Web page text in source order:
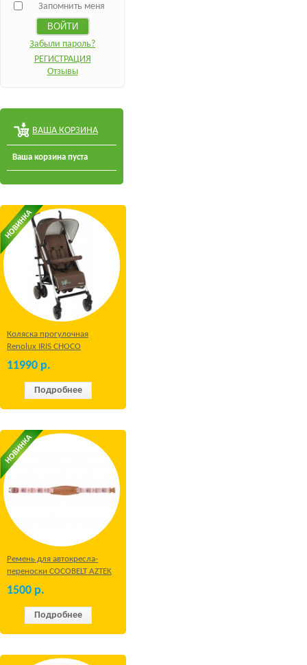
Запомнить меня
Забыли пароль?
РЕГИСТРАЦИЯ
Отзывы
ВАША КОРЗИНА
Ваша корзина пуста
Коляска прогулочная
Renolux IRIS CHOCO
11990 р.
Подробнее
Ремень для автокресла-
переноски COCOBELT AZTEK
1500 р.
Подробнее